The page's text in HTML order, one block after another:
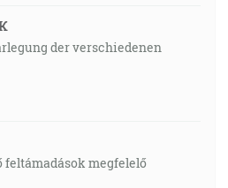
der verschiedenen
feltámadások megfelelő